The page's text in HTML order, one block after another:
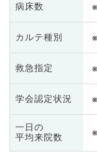
病床数
カルテ種別
救急指定
学会認定状況
一日の
平均来院数